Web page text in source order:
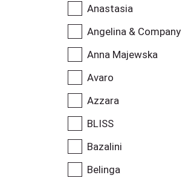
Anastasia
Angelina & Company
Anna Majewska
Avaro
Azzara
BLISS
Bazalini
Belinga